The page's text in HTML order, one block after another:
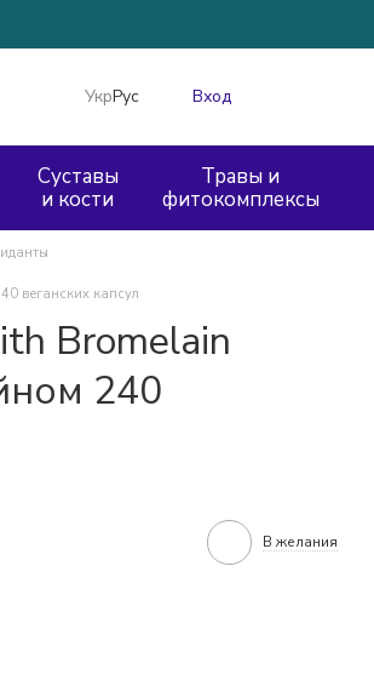
УкрРус Вход
Суставы
и кости
Травы и
фитокомплексы
веганских капсул
Bromelain
240
В желания